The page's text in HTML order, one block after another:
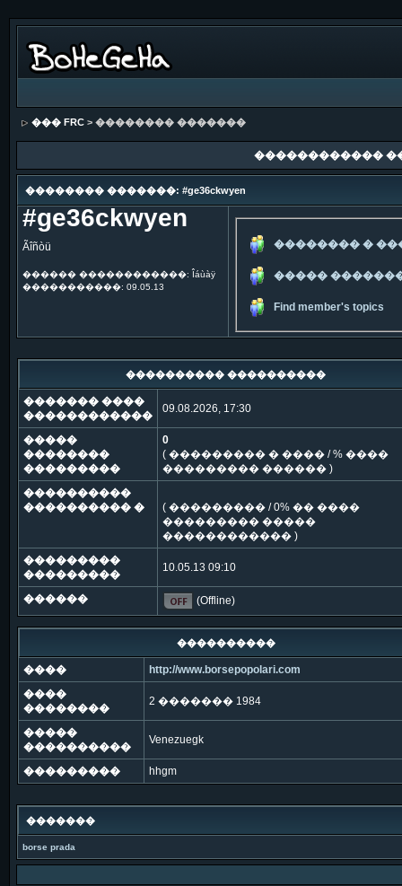
��� FRC> �������� �������
������������
�������� �������: #ge36ckwyen
#ge36ckwyen
Ãîñòü
������ ������������: Îáùàÿ
�����������: 09.05.13
�������� �
�����
Find member's topics
���������� ����������
������� ����
������������
09.08.2026, 17:30
�����
��������
���������
0
( ��������� � ���� / % ����
��������� ������ )
����������
���������� �
( ��������� / 0% �� ����
��������� �����
������������ )
���������
���������
10.05.13 09:10
������ (Offline)
����������
����
http://www.borsepopolari.com
����
��������
2 ������� 1984
�����
����������
Venezuegk
��������� hhgm
�������
borse prada